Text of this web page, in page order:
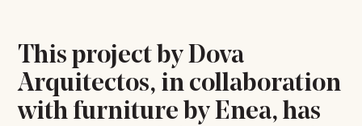
This project by Dova
Arquitectos, in collaboration
with furniture by Enea, has